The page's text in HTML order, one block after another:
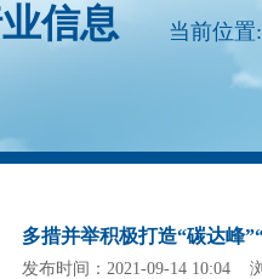
信息 当前位置:
多措并举积极打造“碳达峰
发布时间：2021-09-14 10:04